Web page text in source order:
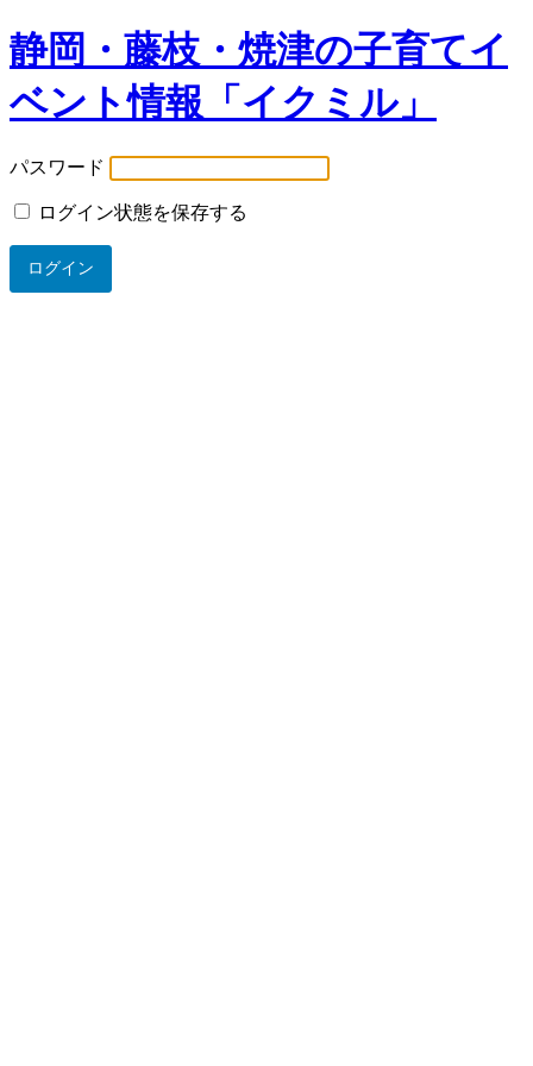
静岡・藤枝・焼津の子育てイ
ベント情報「イクミル」
パスワード
ログイン状態を保存する